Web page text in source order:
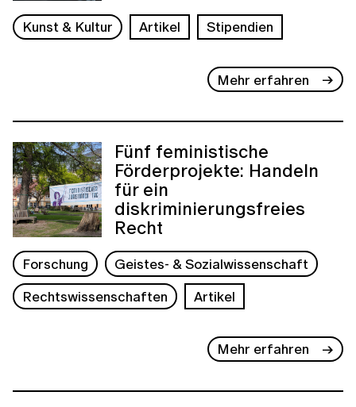
Kunst & Kultur Artikel Stipendien
Mehr erfahren
Fünf feministische
Förderprojekte: Handeln
für ein
diskriminierungsfreies
Recht
Forschung
Geistes- & Sozialwissenschaft
Rechtswissenschaften
Artikel
Mehr erfahren